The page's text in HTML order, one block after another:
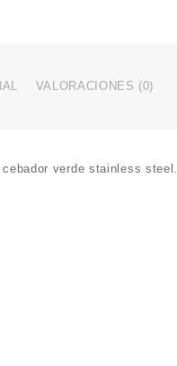
VALORACIONES (0)
verde stainless steel.